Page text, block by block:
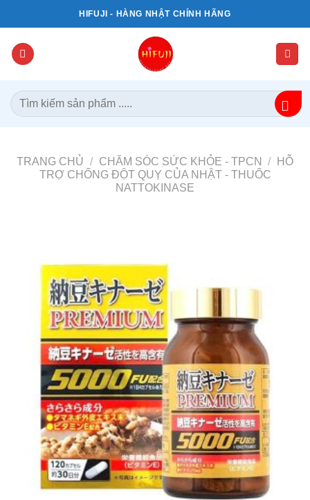
qua
dung
HIFUJI - HÀNG NHẬT CHÍNH HÃNG
Tìm
kiếm:
TRANG CHỦ / CHĂM SÓC SỨC KHỎE - TPCN /
HỖ
TRỢ CHỐNG ĐỘT QUỴ CỦA NHẬT - THUỐC
NATTOKINASE